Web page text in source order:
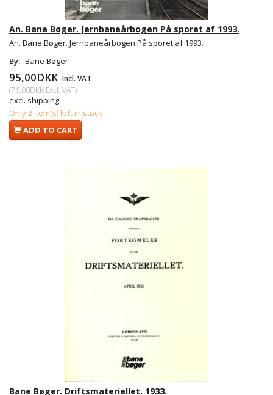
An. Bane Bøger. Jernbaneårbogen På sporet af 1993.
An. Bane Bøger. Jernbaneårbogen På sporet af 1993.
By: Bane Bøger
95,00DKK Incl. VAT
(76,00DKK Excl. VAT)
excl. shipping
Only 2 item(s) left in stock
ADD TO CART
Bane Bøger. Driftsmateriellet. 1933.